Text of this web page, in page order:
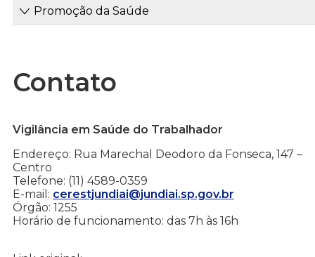
Promoção da Saúde
Contato
Vigilância em Saúde do Trabalhador
Endereço: Rua Marechal Deodoro da Fonseca, 147 –
Centro
Telefone: (11) 4589-0359
E-mail: cerestjundiai@jundiai.sp.gov.br
Órgão: 1255
Horário de funcionamento: das 7h às 16h